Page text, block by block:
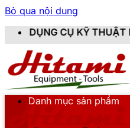
Bỏ qua nội dung
KỸ THUẬT HITAMI -
Danh mục sản phẩm